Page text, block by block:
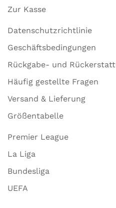
Zur Kasse
Datenschutzrichtlinie
Geschäftsbedingungen
Rückgabe- und
Häufig gestellte Fragen
Versand & Lieferung
Größentabelle
Premier League
La Liga
Bundesliga
UEFA